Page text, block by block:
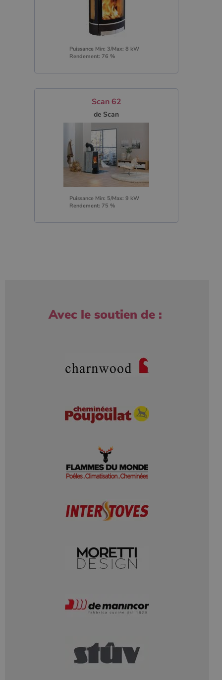
Puissance Min: 3/Max: 8 kW
Rendement: 76 %
Scan 62
de Scan
Puissance Min: 5/Max: 9 kW
Rendement: 75 %
Avec le soutien de :